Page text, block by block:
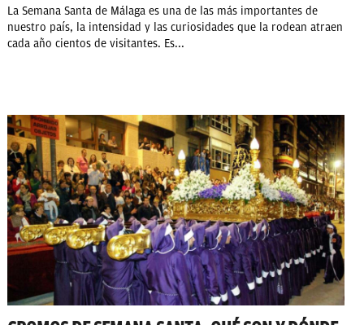
La Semana Santa de Málaga es una de las más importantes de
nuestro país, la intensidad y las curiosidades que la rodean atraen
cada año cientos de visitantes. Es...